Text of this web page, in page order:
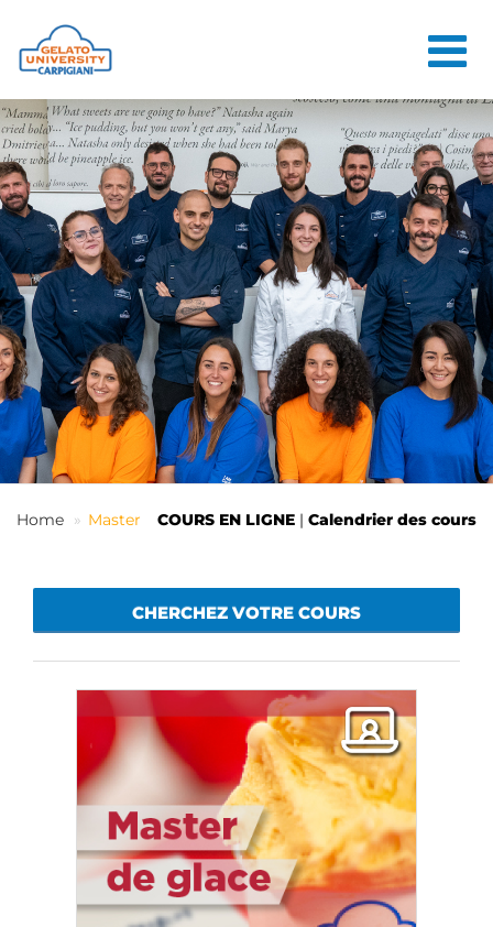
HOME
L'ÉCOLE
COURS EN
LIGNE
COURS
CONSEILS
CONTACTS
LOGIN
FR
Home Master COURS EN LIGNE | Calendrier des cours
CHERCHEZ VOTRE COURS